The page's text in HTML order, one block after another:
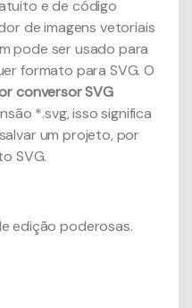
e de código
de imagens vetoriais
pode ser usado para
formato para SVG. O
conversor SVG
*.svg, isso significa
um projeto, por
SVG.
edição poderosas.